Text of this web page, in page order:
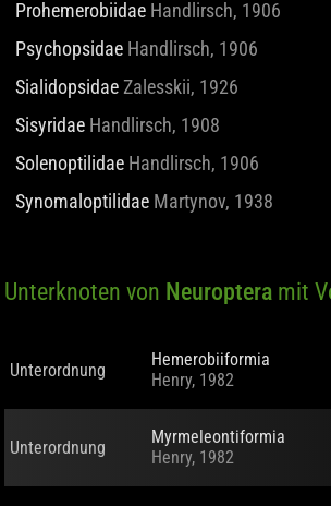
Prohemerobiidae Handlirsch, 1906
Psychopsidae Handlirsch, 1906
SialidopsidaeZalesskii, 1926
Sisyridae Handlirsch, 1908
Solenoptilidae Handlirsch, 1906
Synomaloptilidae Martynov, 1938
Unterknoten von Neuropteramit
Unterordnung
Hemerobiiformia
Henry, 1982
Unterordnung
Myrmeleontiformia
Henry, 1982